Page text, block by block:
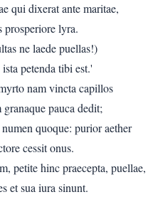
qui dixerat ante maritae,
prosperiore lyra.
ne laede puellas!)
petenda tibi est.'
nam vincta capillos
pauca dedit;
quoque: purior aether
cessit onus.
petite hinc praecepta, puellae,
et sua iura sinunt.